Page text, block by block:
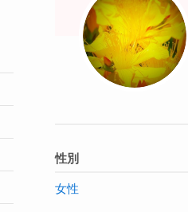
性別
女性